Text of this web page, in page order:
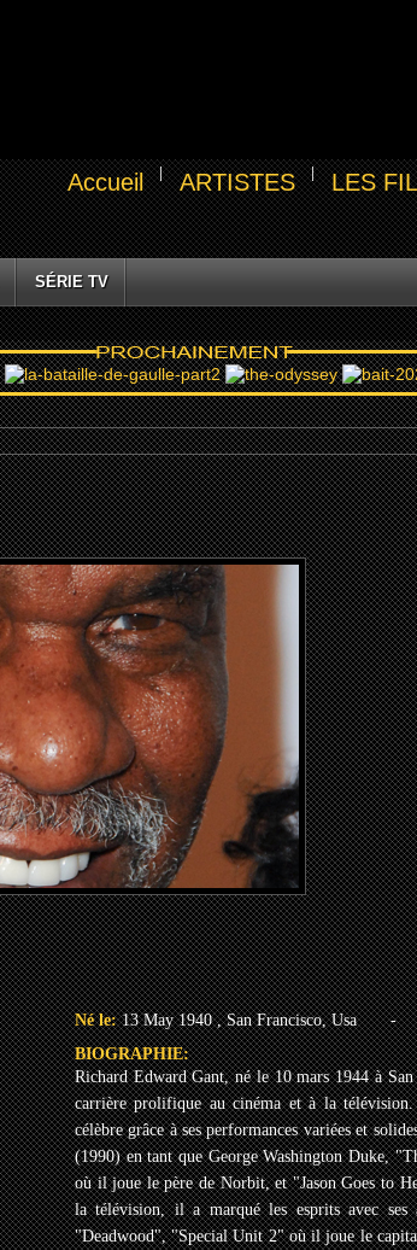
Accueil ARTISTES LES
SÉRIE TV
Né le:13 May 1940 , San Francisco, Usa
-
BIOGRAPHIE:
Richard Edward Gant, né le 10 mars 1944 à
carrière prolifique au cinéma et à la
célèbre grâce à ses performances variées et
(1990) en tant que George Washington Duke,
où il joue le père de Norbit, et "Jason Goes to
la télévision, il a marqué les esprits avec ses
"Deadwood", "Special Unit 2" où il joue le